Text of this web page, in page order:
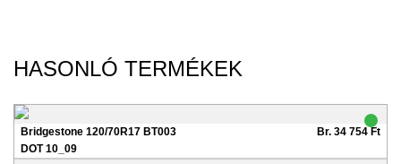
HASONLÓ TERMÉKEK
Bridgestone 120/70R17 BT003
DOT 10_09
Br. 34 754 Ft